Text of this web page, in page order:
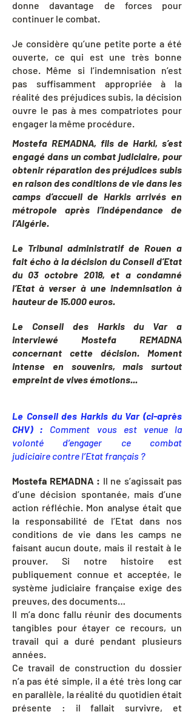
donne davantage de forces pour
continuer le combat.
Je considère qu’une petite porte a été
ouverte, ce qui est une très bonne
chose. Même si l’indemnisation n’est
pas suffisamment appropriée à la
réalité des préjudices subis, la décision
ouvre le pas à mes compatriotes pour
engager la même procédure.
Mostefa REMADNA, fils de Harki, s’est
engagé dans un combat judiciaire, pour
obtenir réparation des préjudices subis
en raison des conditions de vie dans les
camps d’accueil de Harkis arrivés en
métropole après l’indépendance de
l’Algérie.
Le Tribunal administratif de Rouen a
fait écho à la décision du Conseil d’Etat
du 03 octobre 2018, et a condamné
l’Etat à verser à une indemnisation à
hauteur de 15.000 euros.
Le Conseil des Harkis du Var a
interviewé Mostefa REMADNA
concernant cette décision. Moment
intense en souvenirs, mais surtout
empreint de vives émotions...
Le Conseil des Harkis du Var (ci-après
CHV) : Comment vous est venue la
volonté d’engager ce combat
judiciaire contre l’Etat français ?
Mostefa REMADNA : Il ne s’agissait pas
d’une décision spontanée, mais d’une
action réfléchie. Mon analyse était que
la responsabilité de l’Etat dans nos
conditions de vie dans les camps ne
faisant aucun doute, mais il restait à le
prouver. Si notre histoire est
publiquement connue et acceptée, le
système judiciaire française exige des
preuves, des documents…
Il m’a donc fallu réunir des documents
tangibles pour étayer ce recours, un
travail qui a duré pendant plusieurs
années.
Ce travail de construction du dossier
n’a pas été simple, il a été très long car
en parallèle, la réalité du quotidien était
présente : il fallait survivre, et